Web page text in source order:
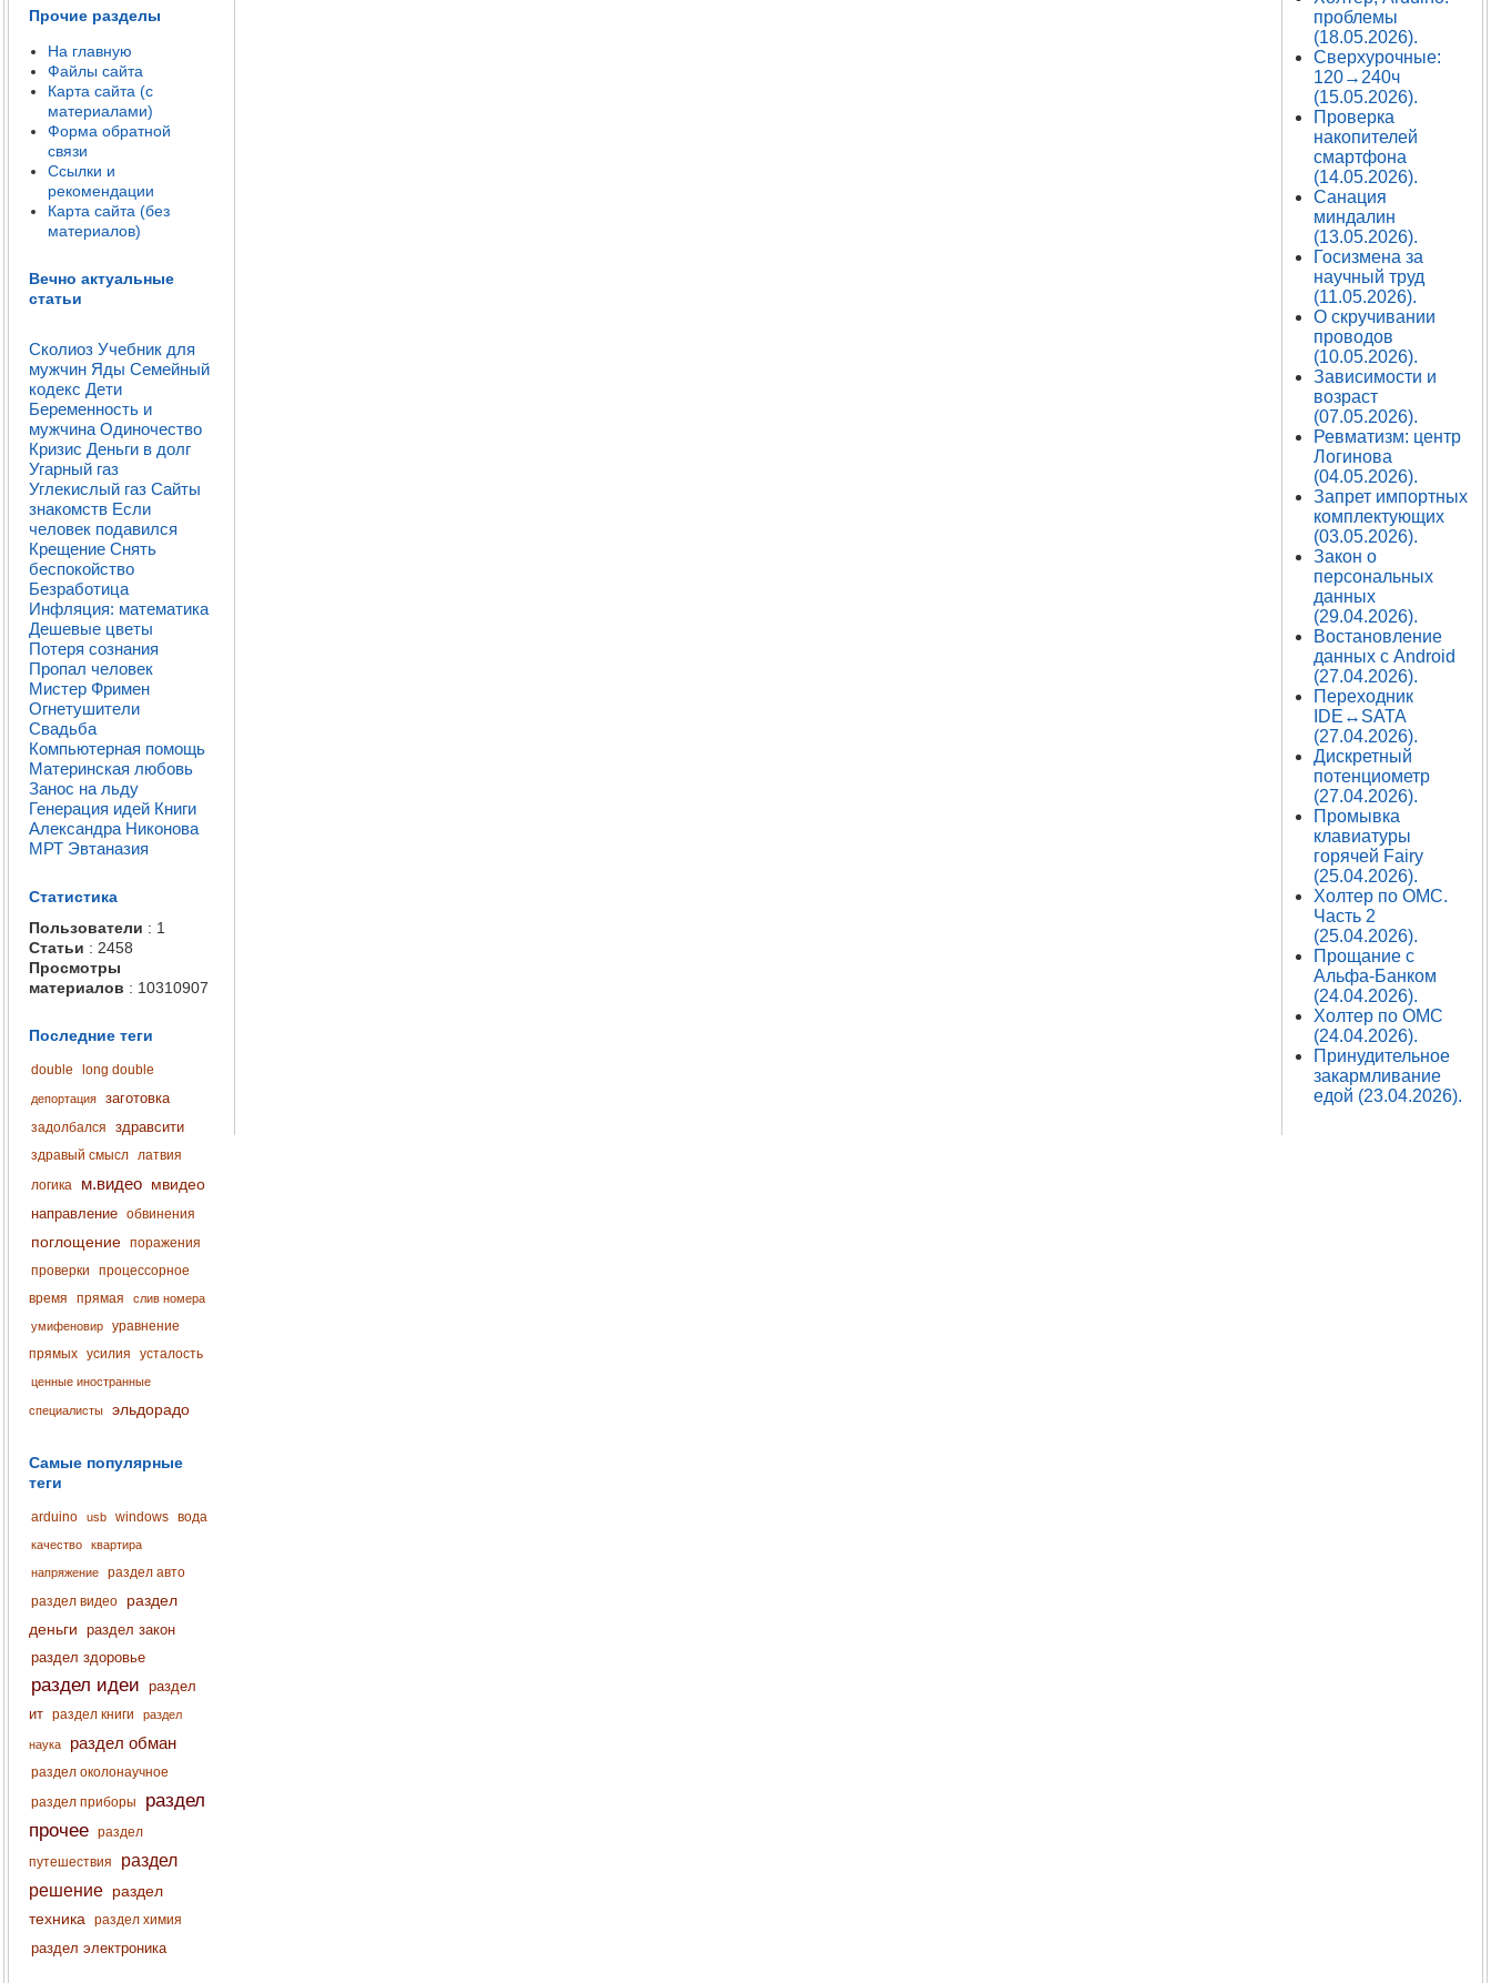
Прочие разделы
На главную
Файлы сайта
Карта сайта (с
материалами)
Форма обратной
связи
Ссылки и
рекомендации
Карта сайта (без
материалов)
Вечно актуальные
статьи
Сколиоз Учебник для
мужчин Яды Семейный
кодекс Дети
Беременность и
мужчина Одиночество
Кризис Деньги в долг
Угарный газ
Углекислый газ Сайты
знакомств Если
человек подавился
Крещение Снять
беспокойство
Безработица
Инфляция: математика
Дешевые цветы
Потеря сознания
Пропал человек
Мистер Фримен
Огнетушители
Свадьба
Компьютерная помощь
Материнская любовь
Занос на льду
Генерация идей Книги
Александра Никонова
МРТ Эвтаназия
Статистика
Пользователи : 1
Статьи : 2458
Просмотры
материалов : 10310907
Последние теги
double long double
депортация заготовка
задолбался здравсити
здравый смысл латвия
логика
м.видео мвидео
направление обвинения
поглощение поражения
проверки
процессорное
время
прямая слив номера
умифеновир
уравнение
прямых усилия усталость
ценные иностранные
специалисты эльдорадо
Самые популярные
теги
arduino usb windows вода
качество квартира
напряжение
раздел авто
раздел видео
раздел
деньги раздел закон
раздел здоровье
раздел идеи раздел
ит раздел книги раздел
наука раздел обман
раздел околонаучное
раздел приборы
раздел
прочее раздел
путешествия
раздел
решение раздел
техника
раздел химия
раздел электроника
проблемы
(18.05.2026).
Сверхурочные:
120→240ч
(15.05.2026).
Проверка
накопителей
смартфона
(14.05.2026).
Санация
миндалин
(13.05.2026).
Госизмена за
научный труд
(11.05.2026).
О скручивании
проводов
(10.05.2026).
Зависимости и
возраст
(07.05.2026).
Ревматизм: центр
Логинова
(04.05.2026).
Запрет импортных
комплектующих
(03.05.2026).
Закон о
персональных
данных
(29.04.2026).
Востановление
данных с Android
(27.04.2026).
Переходник
IDE↔SATA
(27.04.2026).
Дискретный
потенциометр
(27.04.2026).
Промывка
клавиатуры
горячей Fairy
(25.04.2026).
Холтер по ОМС.
Часть 2
(25.04.2026).
Прощание с
Альфа-Банком
(24.04.2026).
Холтер по ОМС
(24.04.2026).
Принудительное
закармливание
едой (23.04.2026).